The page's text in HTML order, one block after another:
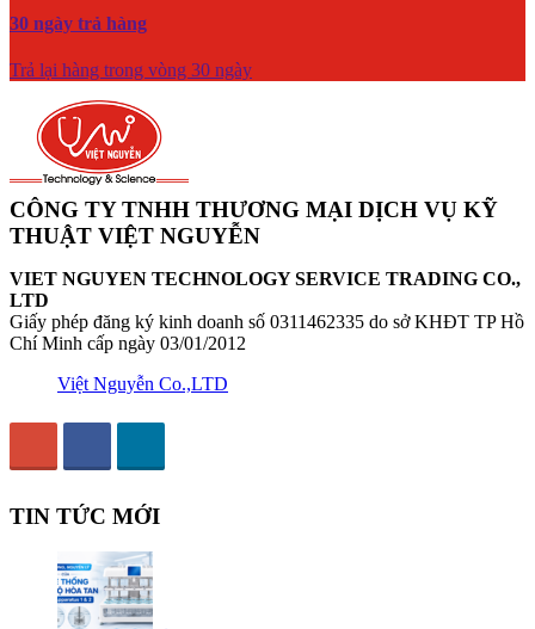
30 ngày trả hàng
Trả lại hàng trong vòng 30 ngày
CÔNG TY TNHH THƯƠNG MẠI DỊCH VỤ KỸ
THUẬT VIỆT NGUYỄN
VIET NGUYEN TECHNOLOGY SERVICE TRADING CO.,
LTD
Giấy phép đăng ký kinh doanh số 0311462335 do sở KHĐT TP Hồ
Chí Minh cấp ngày 03/01/2012
Việt Nguyễn Co.,LTD
TIN TỨC MỚI